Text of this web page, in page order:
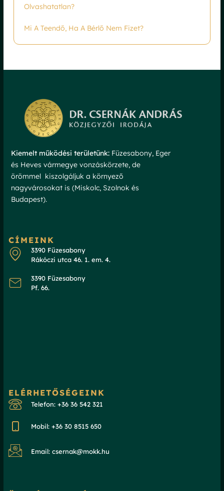
Olvashatatlan?
Mi A Teendő, Ha A Bérlő Nem Fizet?
Kiemelt működési területünk: Füzesabony, Eger
és Heves vármegye vonzáskörzete, de
örömmel kiszolgáljuk a környező
nagyvárosokat is (Miskolc, Szolnok és
Budapest).
CÍMEINK
3390 Füzesabony
Rákóczi utca 46. 1. em. 4.
3390 Füzesabony
Pf. 66.
ELÉRHETŐSÉGEINK
Telefon: +36 36 542 321
Mobil: +36 30 8515 650
Email: csernak@mokk.hu